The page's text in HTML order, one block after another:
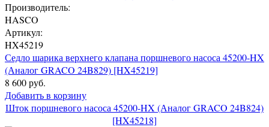
Производитель:
HASCO
Артикул:
HX45219
Седло шарика верхнего клапана поршневого насоса 45200-HX
(Аналог GRACO 24B829) [HX45219]
8 600 руб.
Добавить в корзину
Шток поршневого насоса 45200-HX (Аналог GRACO 24B824)
[HX45218]